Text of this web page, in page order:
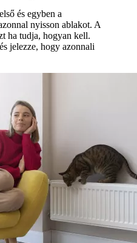
és egyben a
nyisson ablakot. A
ha tudja, hogyan kell.
jelezze, hogy azonnali